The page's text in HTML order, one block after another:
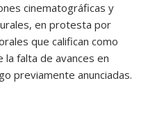
cinematográficas y
en protesta por
que califican como
la falta de avances en
previamente anunciadas.